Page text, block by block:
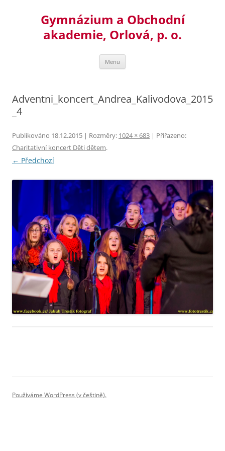
Gymnázium a Obchodní
akademie, Orlová, p. o.
Menu
Adventni_koncert_Andrea_Kalivodova_2015
_4
Publikováno 18.12.2015 | Rozměry: 1024 × 683 | Přiřazeno:
Charitativní koncert Děti dětem.
← Předchozí
Používáme WordPress (v češtině).